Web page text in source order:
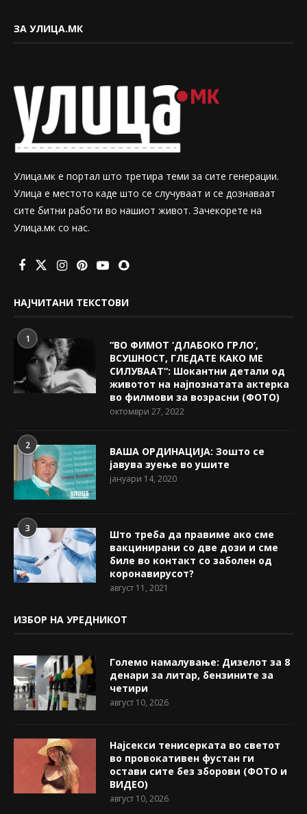
ЗА УЛИЦА.МК
Улица.мк е портал што третира теми за сите генерации.
Улица е местото каде што се случуваат и се дознаваат
сите битни работи во нашиот живот. Зачекорете на
Улица.мк со нас.
НАЈЧИТАНИ ТЕКСТОВИ
1
“ВО ФИМОТ ‘ДЛАБОКО ГРЛО’,
ВСУШНОСТ, ГЛЕДАТЕ КАКО МЕ
СИЛУВААТ“: Шокантни детали од
животот на најпознатата актерка
во филмови за возрасни (ФОТО)
октомври 27, 2022
2
ВАША ОРДИНАЦИЈА: Зошто се
јавува зуење во ушите
јануари 14, 2020
3
Што треба да правиме ако сме
вакцинирани со две дози и сме
биле во контакт со заболен од
коронавирусот?
август 11, 2021
ИЗБОР НА УРЕДНИКОТ
Големо намалување: Дизелот за 8
денари за литар, бензините за
четири
август 10, 2026
Најсекси тенисерката во светот
во провокативен фустан ги
остави сите без зборови (ФОТО и
ВИДЕО)
август 10, 2026